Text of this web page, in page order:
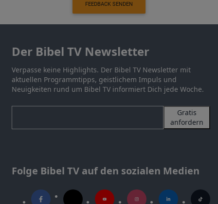
FEEDBACK SENDEN
Der Bibel TV Newsletter
Verpasse keine Highlights. Der Bibel TV Newsletter mit
aktuellen Programmtipps, geistlichem Impuls und
Neuigkeiten rund um Bibel TV informiert Dich jede Woche.
Gratis
anfordern
Folge Bibel TV auf den sozialen Medien